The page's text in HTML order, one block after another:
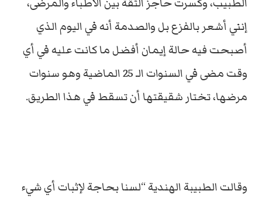
إنني أشعر بالفزع بل والصدمة أنه في اليوم الذي
أصبحت فيه حالة إيمان أفضل ما كانت عليه في أي
وقت مضى في السنوات الـ 25 الماضية وهو سنوات
مرضها، تختار شقيقتها أن تسقط في هذا الطريق.
وقالت الطبيبة الهندية “لسنا بحاجة لإثبات أي شيء